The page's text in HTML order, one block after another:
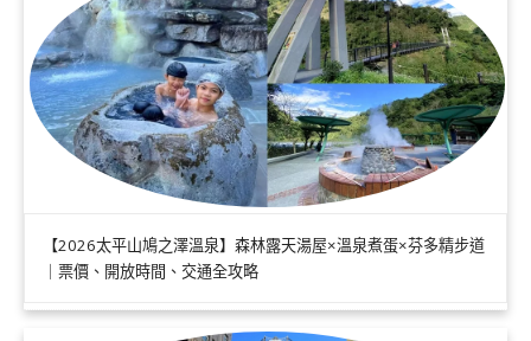
【2026太平山鳩之澤溫泉】森林露天湯屋×溫泉煮蛋×芬多精步道
｜票價、開放時間、交通全攻略